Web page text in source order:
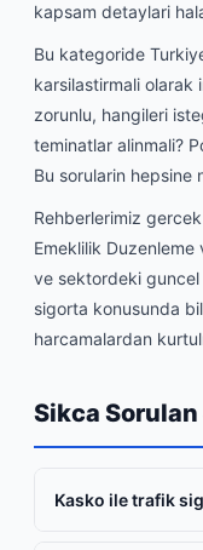
kapsam detaylari
Bu kategoride
karsilastirmali olarak
zorunlu, hangileri
teminatlar alinmali?
Bu sorularin hepsine
Rehberlerimiz
Emeklilik Duzenleme
ve sektordeki
sigorta konusunda
harcamalardan
Sikca
Kasko ile trafik